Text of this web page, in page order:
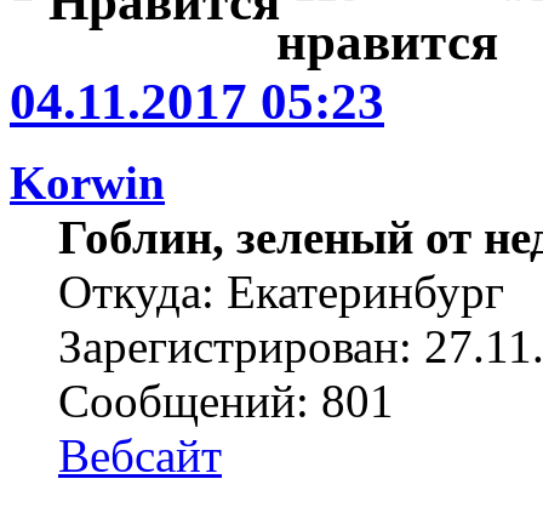
04.11.2017 05:23
Korwin
Гоблин, зеленый от
Откуда: Екатеринбург
Зарегистрирован:
Сообщений: 801
Вебсайт